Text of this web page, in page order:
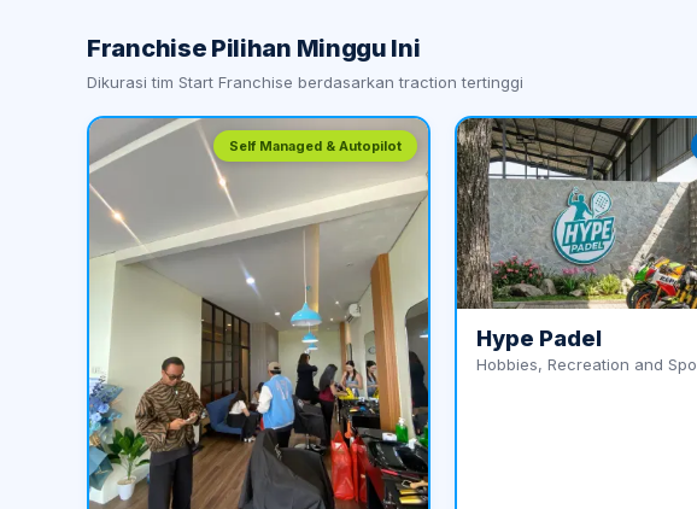
Franchise Pilihan Minggu Ini
Dikurasi tim Start Franchise berdasarkan traction tertinggi
Self Managed & Autopilot
Hype Padel
Hobbies, Recreation and